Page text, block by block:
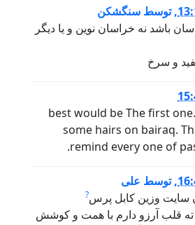
,توسط سنگشکن
باشد نه خراسان نوین و یا دیگر
و سرخ
best would be The first
some hairs on bairaq.
remind every one of
,توسط علی
سایت وزین کابل پرس?
قلب آرزو دارم با همت و کوشش